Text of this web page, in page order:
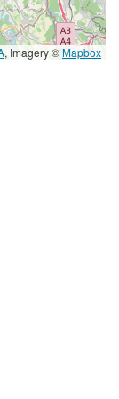
, Imagery ©Mapbox